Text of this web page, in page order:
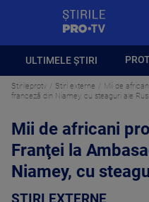
ULTIMELE ȘTIRI
Stirileprotv Stiri externe
Mii de
franceză din Niamey, cu steaguri ale
Mii de africani
Franţei la
Niamey, cu
STIRI EXTERNE